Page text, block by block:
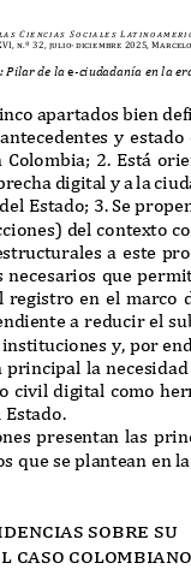
l a s C i e n c i a s S o c i a l e s L at i n o a m e r i
n.º 32, julio-diciembre 2025,
Pilar de lae-ciudadanía en la
apartados bien
y
Colombia; 2. Está
digital y a la
Estado; 3. Se
) del contexto
a este
necesarios que
registro en el
a reducir el
y, por
principal la
civil digital como
Estado.
presentan las
que se plantean en
sobre su
caso